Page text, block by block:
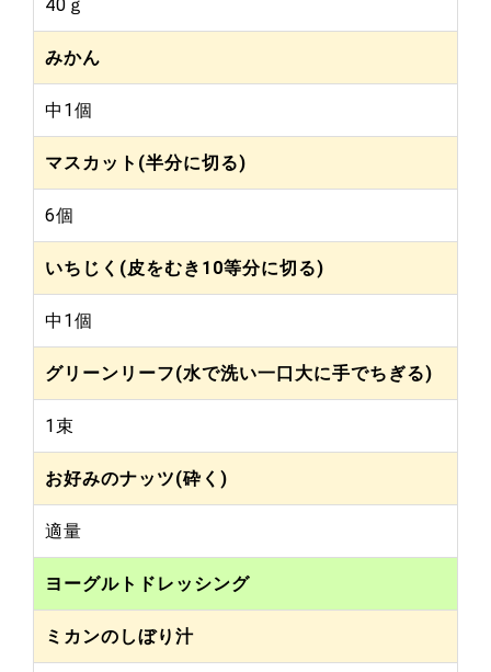
40ｇ
みかん
中1個
マスカット(半分に切る)
6個
いちじく(皮をむき10等分に切る)
中1個
グリーンリーフ(水で洗い一口大に手でちぎる)
1束
お好みのナッツ(砕く)
適量
ヨーグルトドレッシング
ミカンのしぼり汁